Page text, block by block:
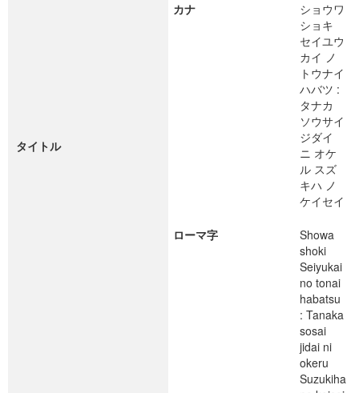
タイトル
カナ
ショウワ
ショキ
セイユウ
カイ ノ
トウナイ
ハバツ :
タナカ
ソウサイ
ジダイ
ニ オケ
ル スズ
キハ ノ
ケイセイ
ローマ字
Showa
shoki
Seiyukai
no tonai
habatsu
: Tanaka
sosai
jidai ni
okeru
Suzukiha